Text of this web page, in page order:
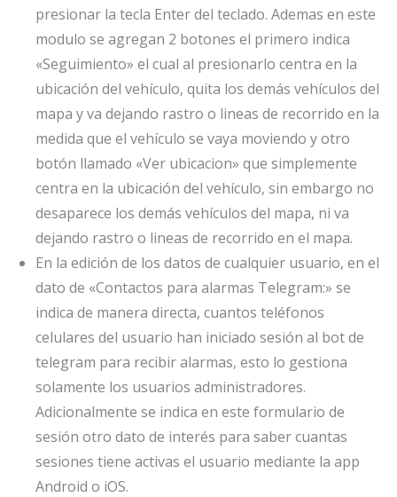
presionar la tecla Enter del teclado. Ademas en este
modulo se agregan 2 botones el primero indica
«Seguimiento» el cual al presionarlo centra en la
ubicación del vehículo, quita los demás vehículos del
mapa y va dejando rastro o lineas de recorrido en la
medida que el vehículo se vaya moviendo y otro
botón llamado «Ver ubicacion» que simplemente
centra en la ubicación del vehículo, sin embargo no
desaparece los demás vehículos del mapa, ni va
dejando rastro o lineas de recorrido en el mapa.
En la edición de los datos de cualquier usuario, en el
dato de «Contactos para alarmas Telegram:» se
indica de manera directa, cuantos teléfonos
celulares del usuario han iniciado sesión al bot de
telegram para recibir alarmas, esto lo gestiona
solamente los usuarios administradores.
Adicionalmente se indica en este formulario de
sesión otro dato de interés para saber cuantas
sesiones tiene activas el usuario mediante la app
Android o iOS.